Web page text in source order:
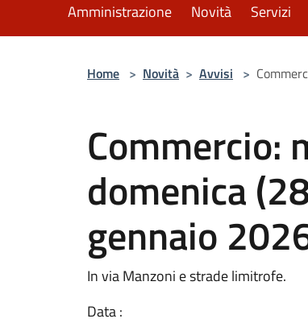
Amministrazione Novità Servizi
Home > Novità > Avvisi >
Commercio:
domenica
gennaio
In via Manzoni e strade limitrofe.
Data :